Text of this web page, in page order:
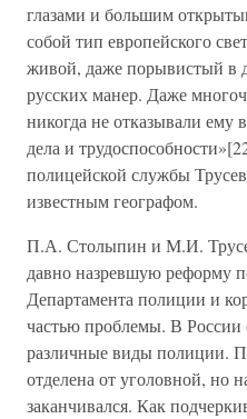
глазами и большим
собой тип европейского
живой, даже порывистый в
русских манер. Даже
никогда не отказывали ему
дела и
полицейской службы
известным географом.
П.А. Столыпин и М.И.
давно назревшую реформу
Департамента полиции и
частью проблемы. В России
различные виды полиции.
отделена от уголовной, но
заканчивался. Как